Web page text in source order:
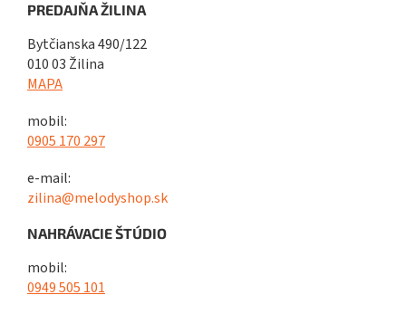
PREDAJŇA ŽILINA
Bytčianska 490/122
010 03 Žilina
MAPA
mobil:
0905 170 297
e-mail:
zilina@melodyshop.sk
NAHRÁVACIE ŠTÚDIO
mobil:
0949 505 101